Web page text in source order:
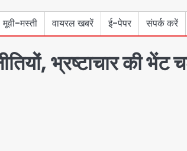
मूवी-मस्ती वायरल खबरें ई-पेपर संपर्क करें
भ्रष्टाचार की भेंट